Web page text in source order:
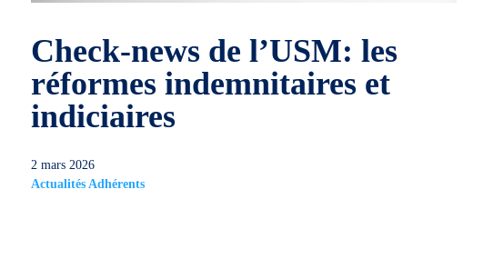
Check-news de l’USM: les
réformes indemnitaires et
indiciaires
2 mars 2026
Actualités Adhérents